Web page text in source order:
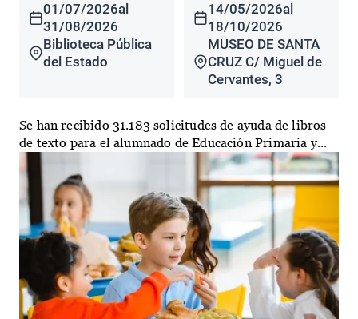
01/07/2026al
31/08/2026
Biblioteca Pública
del Estado
14/05/2026al
18/10/2026
MUSEO DE SANTA
CRUZ C/ Miguel de
Cervantes, 3
Se han recibido 31.183 solicitudes de ayuda de libros
de texto para el alumnado de Educación Primaria y...